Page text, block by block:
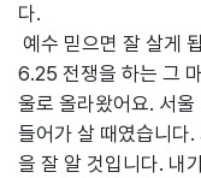
다.
예수 믿으면 잘 살게
6.25 전쟁을 하는 그
울로 올라왔어요. 서
들어가 살 때였습니다
을 잘 알 것입니다. 내